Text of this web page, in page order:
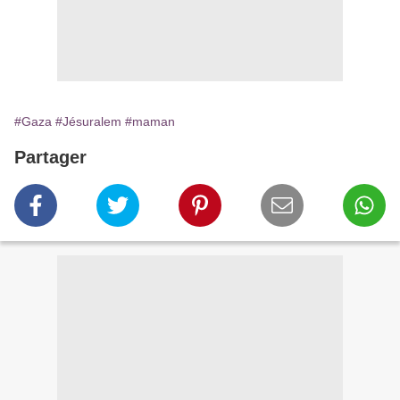
#Gaza #Jésuralem #maman
Partager